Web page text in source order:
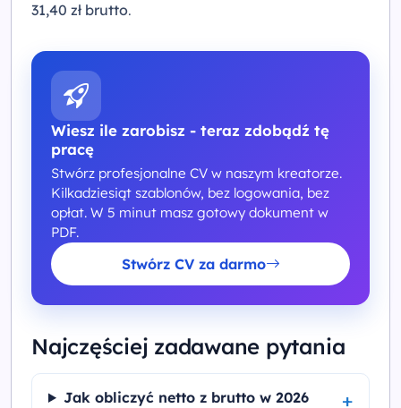
31,40 zł brutto.
Wiesz ile zarobisz - teraz zdobądź tę
pracę
Stwórz profesjonalne CV w naszym kreatorze.
Kilkadziesiąt szablonów, bez logowania, bez
opłat. W 5 minut masz gotowy dokument w
PDF.
Stwórz CV za darmo
Najczęściej zadawane pytania
Jak obliczyć netto z brutto w 2026